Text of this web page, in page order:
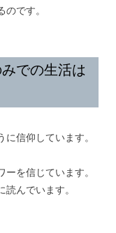
です。
での生活は
信仰しています。
を信じています。
んでいます。